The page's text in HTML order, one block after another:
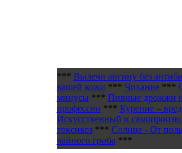
*** Вылечи ангину без
вашей кожи *** Чихание***
минусы*** Пивные дрожжи и
профессии *** Курение –
Искусственный и
токсикоз*** Солнце - От
чайного гриба ***